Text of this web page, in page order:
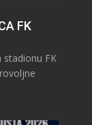
FK
stadionu FK